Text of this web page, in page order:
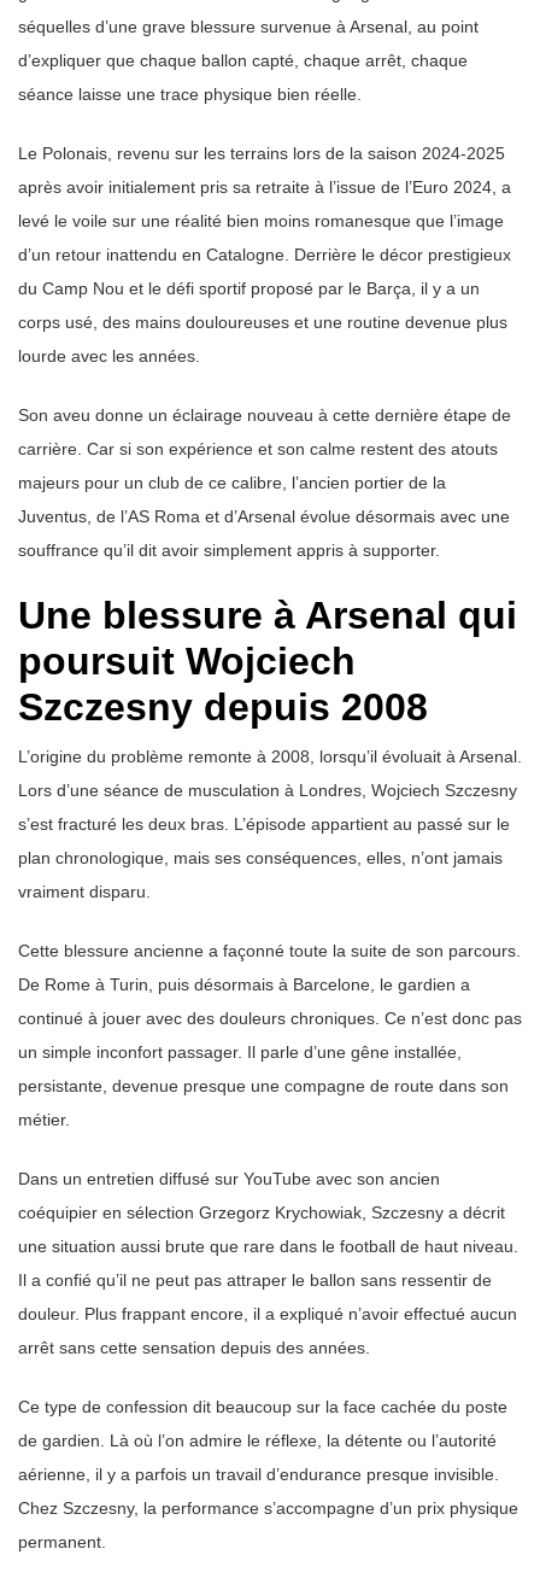
séquelles d’une grave blessure survenue à Arsenal, au point
d’expliquer que chaque ballon capté, chaque arrêt, chaque
séance laisse une trace physique bien réelle.
Le Polonais, revenu sur les terrains lors de la saison 2024-2025
après avoir initialement pris sa retraite à l’issue de l’Euro 2024, a
levé le voile sur une réalité bien moins romanesque que l’image
d’un retour inattendu en Catalogne. Derrière le décor prestigieux
du Camp Nou et le défi sportif proposé par le Barça, il y a un
corps usé, des mains douloureuses et une routine devenue plus
lourde avec les années.
Son aveu donne un éclairage nouveau à cette dernière étape de
carrière. Car si son expérience et son calme restent des atouts
majeurs pour un club de ce calibre, l’ancien portier de la
Juventus, de l’AS Roma et d’Arsenal évolue désormais avec une
souffrance qu’il dit avoir simplement appris à supporter.
Une blessure à Arsenal qui
poursuit Wojciech
Szczesny depuis 2008
L’origine du problème remonte à 2008, lorsqu’il évoluait à Arsenal.
Lors d’une séance de musculation à Londres, Wojciech Szczesny
s’est fracturé les deux bras. L’épisode appartient au passé sur le
plan chronologique, mais ses conséquences, elles, n’ont jamais
vraiment disparu.
Cette blessure ancienne a façonné toute la suite de son parcours.
De Rome à Turin, puis désormais à Barcelone, le gardien a
continué à jouer avec des douleurs chroniques. Ce n’est donc pas
un simple inconfort passager. Il parle d’une gêne installée,
persistante, devenue presque une compagne de route dans son
métier.
Dans un entretien diffusé sur YouTube avec son ancien
coéquipier en sélection Grzegorz Krychowiak, Szczesny a décrit
une situation aussi brute que rare dans le football de haut niveau.
Il a confié qu’il ne peut pas attraper le ballon sans ressentir de
douleur. Plus frappant encore, il a expliqué n’avoir effectué aucun
arrêt sans cette sensation depuis des années.
Ce type de confession dit beaucoup sur la face cachée du poste
de gardien. Là où l’on admire le réflexe, la détente ou l’autorité
aérienne, il y a parfois un travail d’endurance presque invisible.
Chez Szczesny, la performance s’accompagne d’un prix physique
permanent.